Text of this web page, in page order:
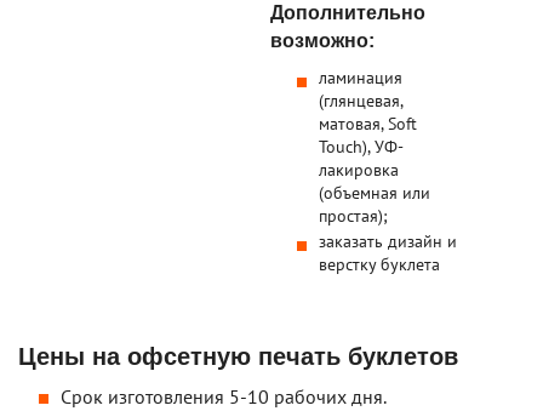
Дополнительно
возможно:
ламинация
(глянцевая,
матовая, Soft
Touch), УФ-
лакировка
(объемная или
простая);
заказать дизайн и
верстку буклета
Цены на офсетную печать буклетов
Срок изготовления 5-10 рабочих дня.